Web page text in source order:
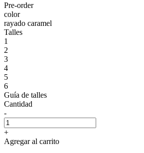
Pre-order
color
rayado caramel
Talles
1
2
3
4
5
6
Guía de talles
Cantidad
-
+
Agregar al carrito